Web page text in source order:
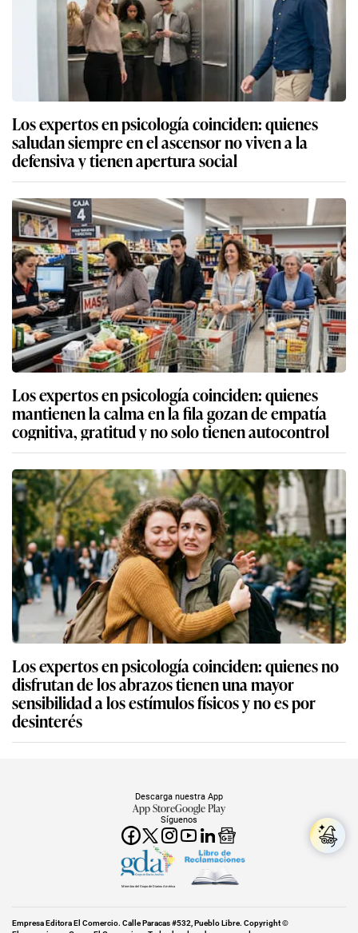
Los expertos en psicología coinciden: quienes
saludan siempre en el ascensor no viven a la
defensiva y tienen apertura social
Los expertos en psicología coinciden: quienes
mantienen la calma en la fila gozan de empatía
cognitiva, gratitud y no solo tienen autocontrol
Los expertos en psicología coinciden: quienes no
disfrutan de los abrazos tienen una mayor
sensibilidad a los estímulos físicos y no es por
desinterés
Síguenos
Descarga nuestra App
App StoreGoogle Play
Miembro del Grupo de Diarios América
Empresa Editora El Comercio. Calle Paracas #532, Pueblo Libre. Copyright ©